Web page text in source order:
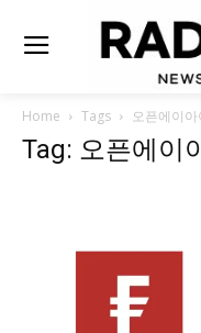
Home Tags 오픈에이아
Tag: 오픈에이